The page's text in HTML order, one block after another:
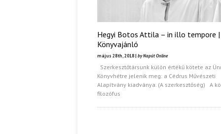
Hegyi Botos Attila – in illo tempore |
Könyvajánló
május 28th, 2018 | by Napút Online
Szerkesztőtársunk külön értékű kötete az
Könyvhétre jelenik meg: a Cédrus Művészeti
Alapítvány kiadványa. (A szerkesztőség) A
filozófus